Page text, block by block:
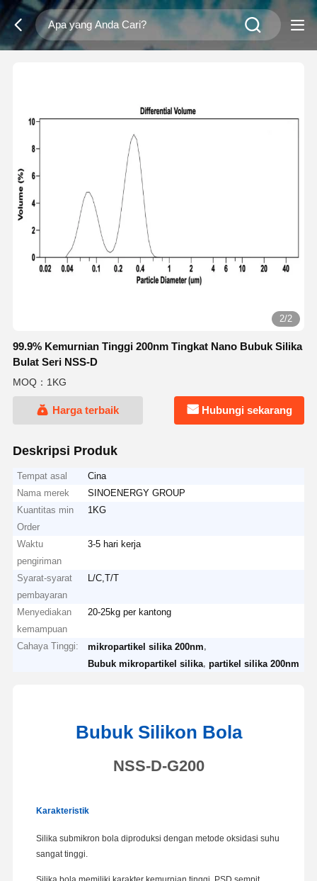
2/2
99.9% Kemurnian Tinggi 200nm Tingkat Nano Bubuk Silika
Bulat Seri NSS-D
MOQ：1KG
Harga terbaik Hubungi sekarang
Deskripsi Produk
Tempat asal
Cina
Nama merek
SINOENERGY GROUP
Kuantitas min
Order
1KG
Waktu
pengiriman
3-5 hari kerja
Syarat-syarat
pembayaran
L/C,T/T
Menyediakan
kemampuan
20-25kg per kantong
Cahaya Tinggi: mikropartikel silika 200nm
Bubuk mikropartikel silika ,partikel silika 200nm
Bubuk Silikon Bola
NSS-D-G200
Karakteristik
Silika submikron bola diproduksi dengan metode oksidasi suhu
sangat tinggi.